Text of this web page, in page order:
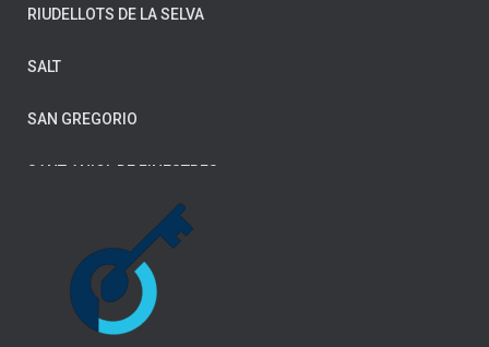
GIRONA
HOSTALRIC
L’ESCALA
LES PLANES D’HOSTOLES
LLAGOSTERA
LLORET DE MAR
RIUDELLOTS DE LA SELVA
SALT
SAN GREGORIO
SANT ANIOL DE FINESTRES
SANT FELIU DE GUÍXOLS
SANTA COLOMA DE FARNERS
SANTA PAU